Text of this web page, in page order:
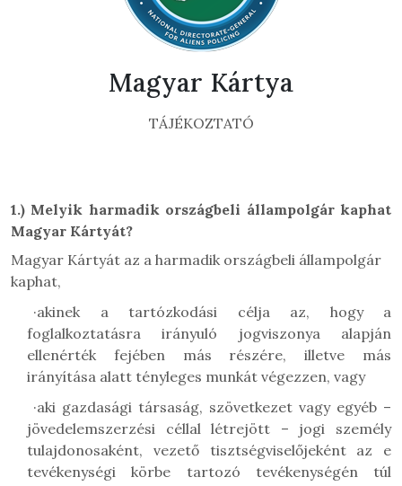
Magyar Kártya
TÁJÉKOZTATÓ
1.) Melyik harmadik országbeli állampolgár kaphat
Magyar Kártyát?
Magyar Kártyát az a harmadik országbeli állampolgár
kaphat,
·akinek a tartózkodási célja az, hogy a
foglalkoztatásra irányuló jogviszonya alapján
ellenérték fejében más részére, illetve más
irányítása alatt tényleges munkát végezzen, vagy
·aki gazdasági társaság, szövetkezet vagy egyéb –
jövedelemszerzési céllal létrejött – jogi személy
tulajdonosaként, vezető tisztségviselőjeként az e
tevékenységi körbe tartozó tevékenységén túl